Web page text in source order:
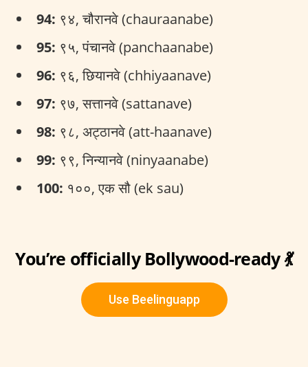
94: ९४, चौरानवे (chauraanabe)
95: ९५, पंचानवे (panchaanabe)
96: ९६, छियानवे (chhiyaanave)
97: ९७, सत्तानवे (sattanave)
98: ९८, अट्ठानवे (att-haanave)
99: ९९, निन्यानवे (ninyaanabe)
100: १००, एक सौ (ek sau)
You’re officially Bollywood-ready 💃
Use Beelinguapp